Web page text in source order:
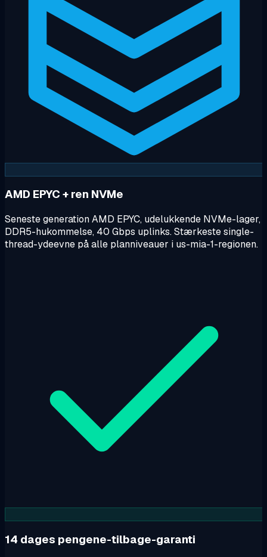
AMD EPYC + ren NVMe
Seneste generation AMD EPYC, udelukkende NVMe-lager,
DDR5-hukommelse, 40 Gbps uplinks. Stærkeste single-
thread-ydeevne på alle planniveauer i us-mia-1-regionen.
14 dages pengene-tilbage-garanti